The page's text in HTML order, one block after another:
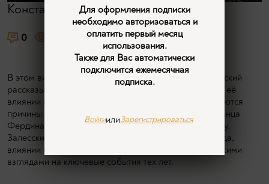
Константин Залесский
0 9
В этом видео историк и журналист Константин Залесский
рассказывает о значимости Первой мировой войны, её
влиянии на мировую историю и общество. Обсуждаются
причины войны, интересы великих держав, роль Франца
Фердинанда и предпосылки к глобальному конфликту.
Залесский делится теориями об убийстве Фердинанда,
влиянии британской дипломатии и историографическими
взглядами на ключевые события тех лет.
Для оформления подписки
необходимо авторизоваться и
оплатить первый месяц
использования.
Также для Вас автоматически
подключится ежемесячная
подписка.
ВойтиилиЗарегистрироваться